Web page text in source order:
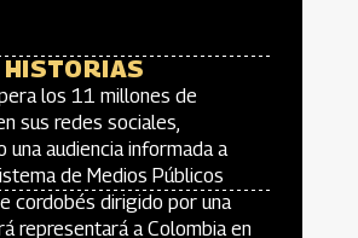
HISTORIAS
los 11 millones de
sus redes sociales,
una audiencia informada a
de Medios Públicos
cordobés dirigido por una
representará a Colombia en